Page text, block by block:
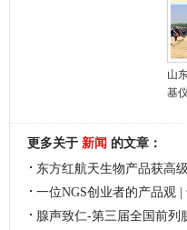
山
基
更多关于 新闻 的文章：
东方红航天生物产品获高
一位NGS创业者的产品观 |
腺声致仁-第三届全国前列